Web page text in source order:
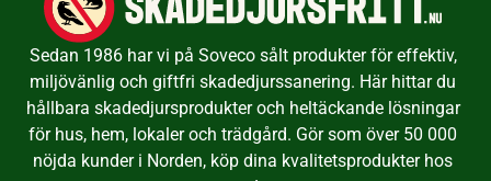
Sedan 1986 har vi på Soveco sålt produkter för effektiv,
miljövänlig och giftfri skadedjurssanering. Här hittar du
hållbara skadedjursprodukter och heltäckande lösningar
för hus, hem, lokaler och trädgård. Gör som över 50 000
nöjda kunder i Norden, köp dina kvalitetsprodukter hos